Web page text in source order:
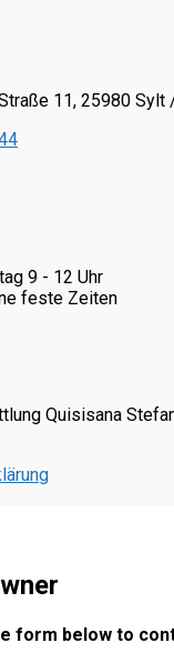
11, 25980 Sylt
9 - 12 Uhr
feste Zeiten
Quisisana
form below to